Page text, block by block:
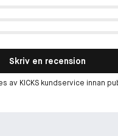
Skriv en recension
av KICKS kundservice innan